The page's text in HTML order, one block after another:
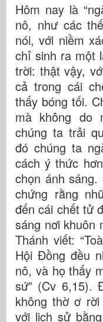
Hôm nay là
nô, như các
nói, với niềm
chỉ sinh ra một
trời: thật vậy,
cả trong cái
thấy bóng tối.
mà không do
chúng ta trải
đó chúng ta
cách ý thức
chọn ánh sáng.
chứng rằng
đến cái chết tử
sáng nơi khuôn
Thánh viết:
Hội Đồng đều
nô, và họ thấy
sứ” (Cv 6,15).
không thờ ơ
với lịch sử